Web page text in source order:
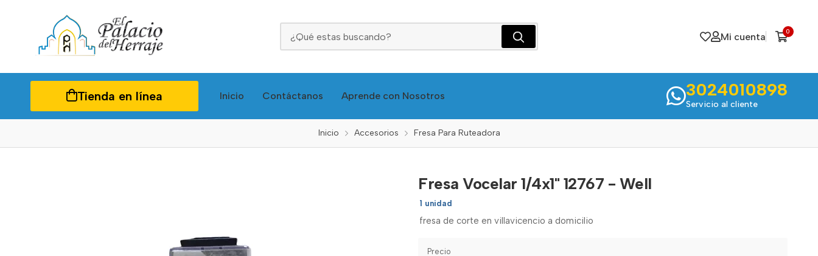
Mi cuenta 0
Tienda en línea Inicio Contáctanos Aprende con Nosotros 3024010898
Servicio al cliente
Inicio Accesorios Fresa Para Ruteadora
Fresa Vocelar 1/4x1" 12767 - Well
1 unidad
fresa de corte en villavicencio a domicilio
Precio